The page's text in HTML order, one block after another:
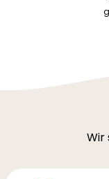
Wir